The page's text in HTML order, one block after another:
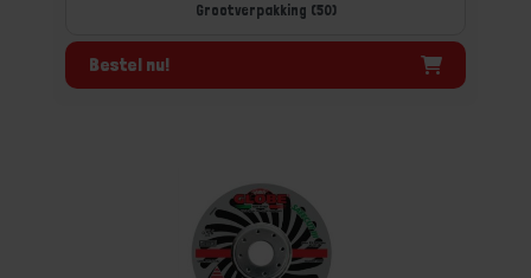
Grootverpakking (50)
Bestel nu!